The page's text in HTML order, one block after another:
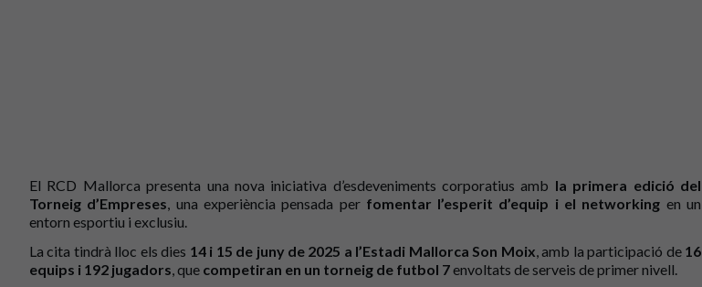
El RCD Mallorca presenta una nova iniciativa d’esdeveniments corporatius amb la primera edició del
Torneig d’Empreses, una experiència pensada per fomentar l’esperit d’equip i el networking en un
entorn esportiu i exclusiu.
La cita tindrà lloc els dies 14 i 15 de juny de 2025 a l’Estadi Mallorca Son Moix, amb la participació de 16
equips i 192 jugadors, que competiran en un torneig de futbol 7envoltats de serveis de primer nivell.